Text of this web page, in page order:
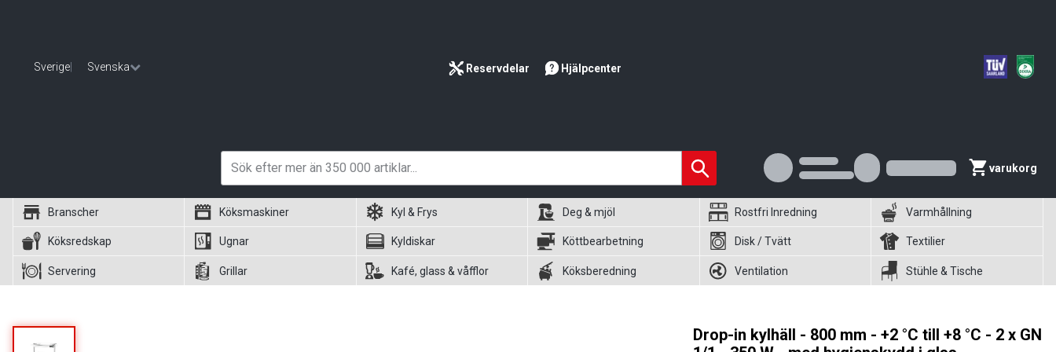
Sverige Svenska Reservdelar Hjälpcenter
varukorg
Branscher Köksmaskiner Kyl & Frys Deg & mjöl Rostfri Inredning Varmhållning
Köksredskap Ugnar Kyldiskar Köttbearbetning Disk / Tvätt Textilier
Servering Grillar Kafé, glass & våfflor Köksberedning Ventilation Stühle & Tische
Drop-in kylhäll - 800 mm - +2 °C till +8 °C - 2 x GN